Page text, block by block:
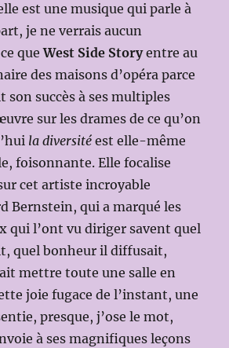
est une musique qui parle à
je ne verrais aucun
queWest Side Storyentre au
des maisons d’opéra parce
son succès à ses multiples
sur les drames de ce qu’on
la diversité est elle-même
foisonnante. Elle focalise
cet artiste incroyable
Bernstein, qui a marqué les
qui l’ont vu diriger savent quel
quel bonheur il diffusait,
mettre toute une salle en
joie fugace de l’instant, une
presque, j’ose le mot,
à ses magnifiques leçons